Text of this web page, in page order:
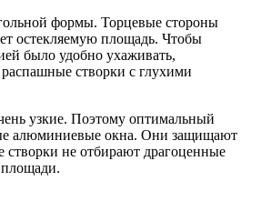
формы. Торцевые стороны
остекляемую площадь. Чтобы
было удобно ухаживать,
распашные створки с глухими
узкие. Поэтому оптимальный
алюминиевые окна. Они защищают
створки не отбирают драгоценные